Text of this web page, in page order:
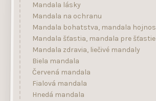
Mandala lásky
Mandala na ochranu
Mandala bohatstva, mandala
Mandala šťastia, mandala pre šťastie
Mandala zdravia, liečivé mandaly
Biela mandala
Červená mandala
Fialová mandala
Hnedá mandala